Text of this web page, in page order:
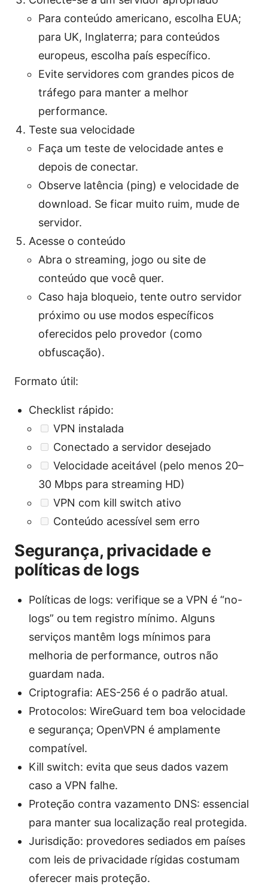
Para conteúdo americano, escolha EUA;
para UK, Inglaterra; para conteúdos
europeus, escolha país específico.
Evite servidores com grandes picos de
tráfego para manter a melhor
performance.
Teste sua velocidade
Faça um teste de velocidade antes e
depois de conectar.
Observe latência (ping) e velocidade de
download. Se ficar muito ruim, mude de
servidor.
Acesse o conteúdo
Abra o streaming, jogo ou site de
conteúdo que você quer.
Caso haja bloqueio, tente outro servidor
próximo ou use modos específicos
oferecidos pelo provedor (como
obfuscação).
Formato útil:
Checklist rápido:
VPN instalada
Conectado a servidor desejado
Velocidade aceitável (pelo menos 20–
30 Mbps para streaming HD)
VPN com kill switch ativo
Conteúdo acessível sem erro
Segurança, privacidade e
políticas de logs
Políticas de logs: verifique se a VPN é “no-
logs” ou tem registro mínimo. Alguns
serviços mantêm logs mínimos para
melhoria de performance, outros não
guardam nada.
Criptografia: AES-256 é o padrão atual.
Protocolos: WireGuard tem boa velocidade
e segurança; OpenVPN é amplamente
compatível.
Kill switch: evita que seus dados vazem
caso a VPN falhe.
Proteção contra vazamento DNS: essencial
para manter sua localização real protegida.
Jurisdição: provedores sediados em países
com leis de privacidade rígidas costumam
oferecer mais proteção.